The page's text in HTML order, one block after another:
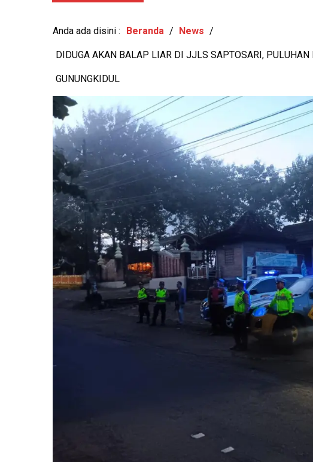
Anda ada disini : Beranda / News /
DIDUGA AKAN BALAP LIAR DI JJLS SAPTOSARI,
GUNUNGKIDUL